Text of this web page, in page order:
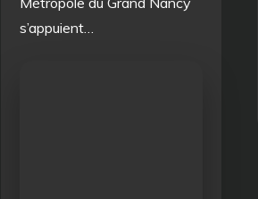
s’appuient…